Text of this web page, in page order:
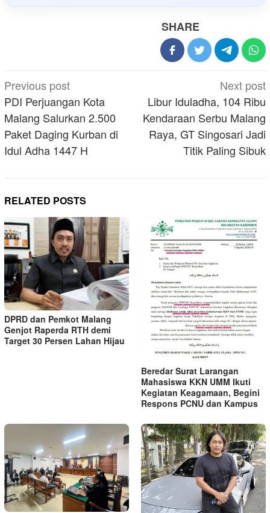
SHARE
Post
navigation
Previous post
PDI Perjuangan Kota
Malang Salurkan 2.500
Paket Daging Kurban di
Idul Adha 1447 H
Next post
Libur Iduladha, 104 Ribu
Kendaraan Serbu Malang
Raya, GT Singosari Jadi
Titik Paling Sibuk
RELATED POSTS
DPRD dan Pemkot Malang
Genjot Raperda RTH demi
Target 30 Persen Lahan Hijau
Beredar Surat Larangan
Mahasiswa KKN UMM Ikuti
Kegiatan Keagamaan, Begini
Respons PCNU dan Kampus